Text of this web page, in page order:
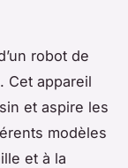
robot de
Cet appareil
et aspire les
modèles
et à la